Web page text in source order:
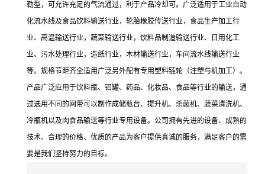
勒型，可允许充足的气流通过，利于产品冷却可。广泛适用于工业自动
化流水线及食品饮料输送行业，轮胎橡胶传送行业，食品生产加工行
业、高温输送行业，蔬菜输送行业，饮料品制造输送行业、日用化工
业、污水处理行业，造纸行业，木材输送行业，车间流水线输送行业
等。规格节距齐全适用广泛另外配有专用塑料链轮（注塑与机加工）。
产品广泛应用于饮料瓶、铝罐、药品、化妆品、食品等行业的输送，通
过选用不同的网带可以制作成储瓶台、提升机、杀菌机、蔬菜清洗机、
冷瓶机以及肉食品输送等行业专用设备。公司拥有先进的设备、成熟的
技术、合理的价格、优质的产品为客户提供真诚的服务，满足客户的需
要是我们坚持努力的目标。